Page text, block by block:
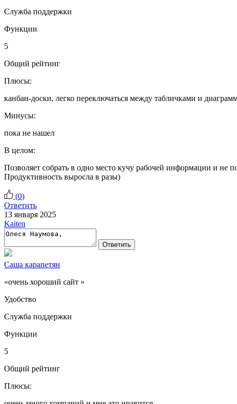
Служба поддержки
Функции
5
Общий рейтинг
Плюсы:
канбан-доски, легко переключаться между табличками и
Минусы:
пока не нашел
В целом:
Позволяет собрать в одно место кучу рабочей информации и не
Продуктивность выросла в разы)
(0)
Ответить
13 января 2025
Kaiten
Ответить
Саша карапетян
«очень хороший сайт »
Удобство
Служба поддержки
Функции
5
Общий рейтинг
Плюсы: